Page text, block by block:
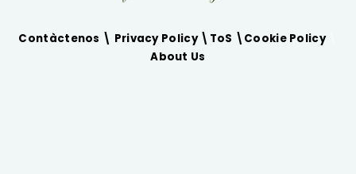
Contàctenos \ Privacy Policy \ ToS \ Cookie Policy\
About Us